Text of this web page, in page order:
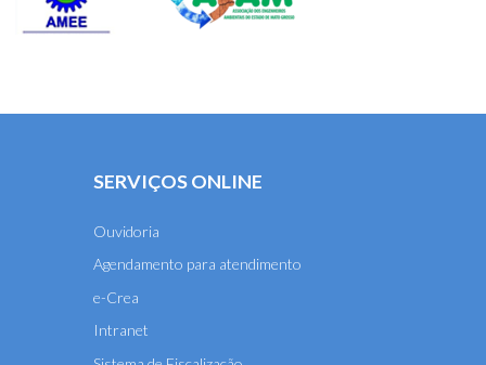
SERVIÇOS ONLINE
Ouvidoria
Agendamento para atendimento
e-Crea
Intranet